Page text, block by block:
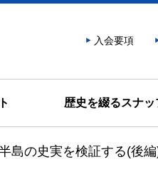
入会要項
歴史を綴るスナッ
の史実を検証する(後編